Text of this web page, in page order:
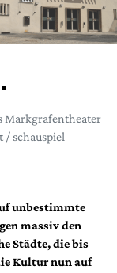
Markgrafentheater
schauspiel
unbestimmte
massiv den
Städte, die bis
Kultur nun auf